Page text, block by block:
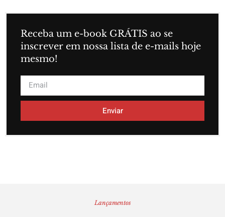
Receba um e-book GRÁTIS ao se
inscrever em nossa lista de e-mails hoje
mesmo!
Enviar
Lançamentos